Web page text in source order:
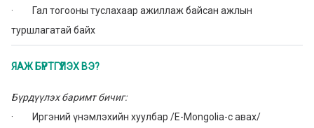
· Гал тогооны туслахаар ажиллаж байсан ажлын
туршлагатай байх
ЯАЖ БҮРТГҮҮЛЭХ ВЭ?
Бүрдүүлэх баримт бичиг:
· Иргэний үнэмлэхийн хуулбар /E-Mongolia-c авах/